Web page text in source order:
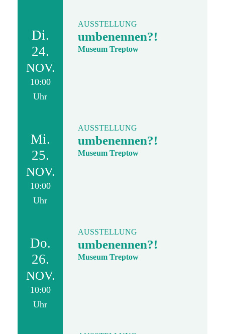
Di.
24.
NOV.
10:00
Uhr
AUSSTELLUNG
umbenennen?!
Museum Treptow
Mi.
25.
NOV.
10:00
Uhr
AUSSTELLUNG
umbenennen?!
Museum Treptow
Do.
26.
NOV.
10:00
Uhr
AUSSTELLUNG
umbenennen?!
Museum Treptow